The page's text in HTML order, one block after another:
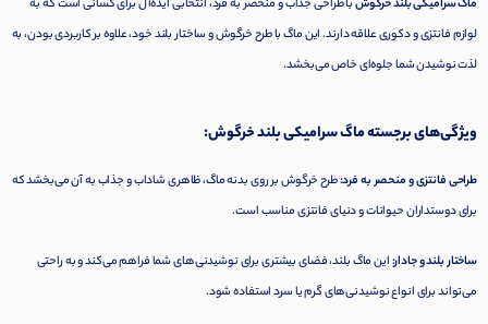
ماگ سرامیکی بلند خرگوشبا طراحی جذاب و منحصر به فرد، انتخابی ایده‌آل برای کسانی است که به
لوازم فانتزی و دکوری علاقه دارند. این ماگ با طرح خرگوش و ساختار بلند خود، علاوه بر کاربردی بودن، به
لذت نوشیدن شما جلوه‌ای خاص می‌بخشد.
ویژگی‌های برجسته ماگ سرامیکی بلند خرگوش:
طراحی فانتزی و منحصر به فرد:طرح خرگوش بر روی بدنه ماگ، ظاهری شاداب و جذاب به آن می‌بخشد که
برای دوستداران حیوانات و دنیای فانتزی مناسب است.
ساختار بلند و جادار:این ماگ بلند، فضای بیشتری برای نوشیدنی‌های شما فراهم می‌کند و به راحتی
می‌تواند برای انواع نوشیدنی‌های گرم یا سرد استفاده شود.